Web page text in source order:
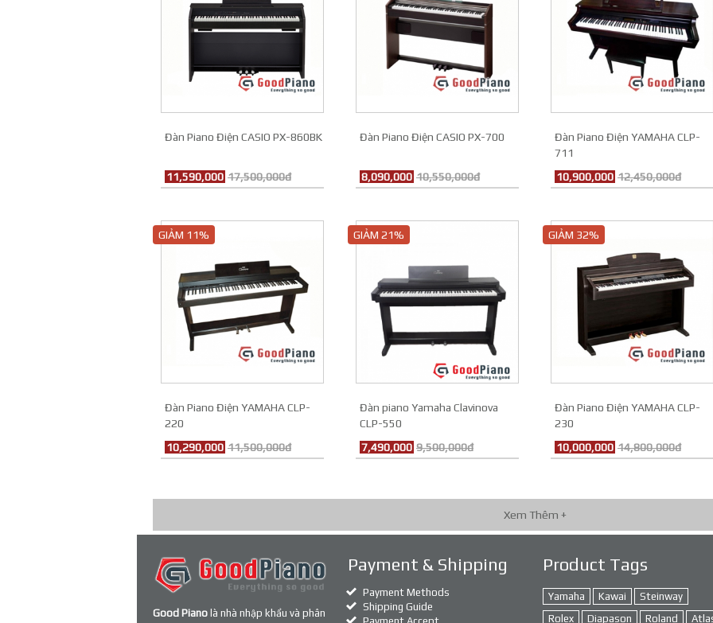
Đàn Piano Điện CASIO PX-860BK
11,590,000 17,500,000đ
Đàn Piano Điện CASIO PX-700
8,090,000 10,550,000đ
Đàn Piano Điện YAMAHA CLP-
711
10,900,000 12,450,000đ
GIẢM 11%
Đàn Piano Điện YAMAHA CLP-
220
10,290,000 11,500,000đ
GIẢM 21%
Đàn piano Yamaha Clavinova
CLP-550
7,490,000 9,500,000đ
GIẢM 32%
Đàn Piano Điện YAMAHA CLP-
230
10,000,000 14,800,000đ
Xem Thêm +
Good Piano là nhà nhập khẩu và phân
Payment & Shipping
Payment Methods
Shipping Guide
Product Tags
Yamaha Kawai
Steinway
Rolex
Diapason Roland